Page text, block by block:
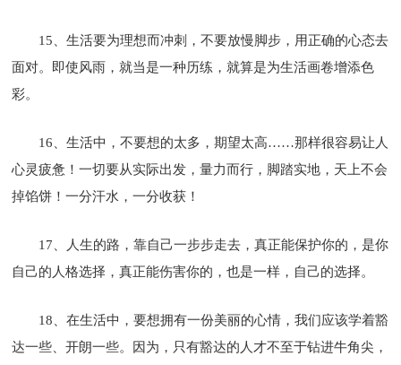
15、生活要为理想而冲刺，不要放慢脚步，用正确的心态去
面对。即使风雨，就当是一种历练，就算是为生活画卷增添色
彩。
16、生活中，不要想的太多，期望太高……那样很容易让人
心灵疲惫！一切要从实际出发，量力而行，脚踏实地，天上不会
掉馅饼！一分汗水，一分收获！
17、人生的路，靠自己一步步走去，真正能保护你的，是你
自己的人格选择，真正能伤害你的，也是一样，自己的选择。
18、在生活中，要想拥有一份美丽的心情，我们应该学着豁
达一些、开朗一些。因为，只有豁达的人才不至于钻进牛角尖，